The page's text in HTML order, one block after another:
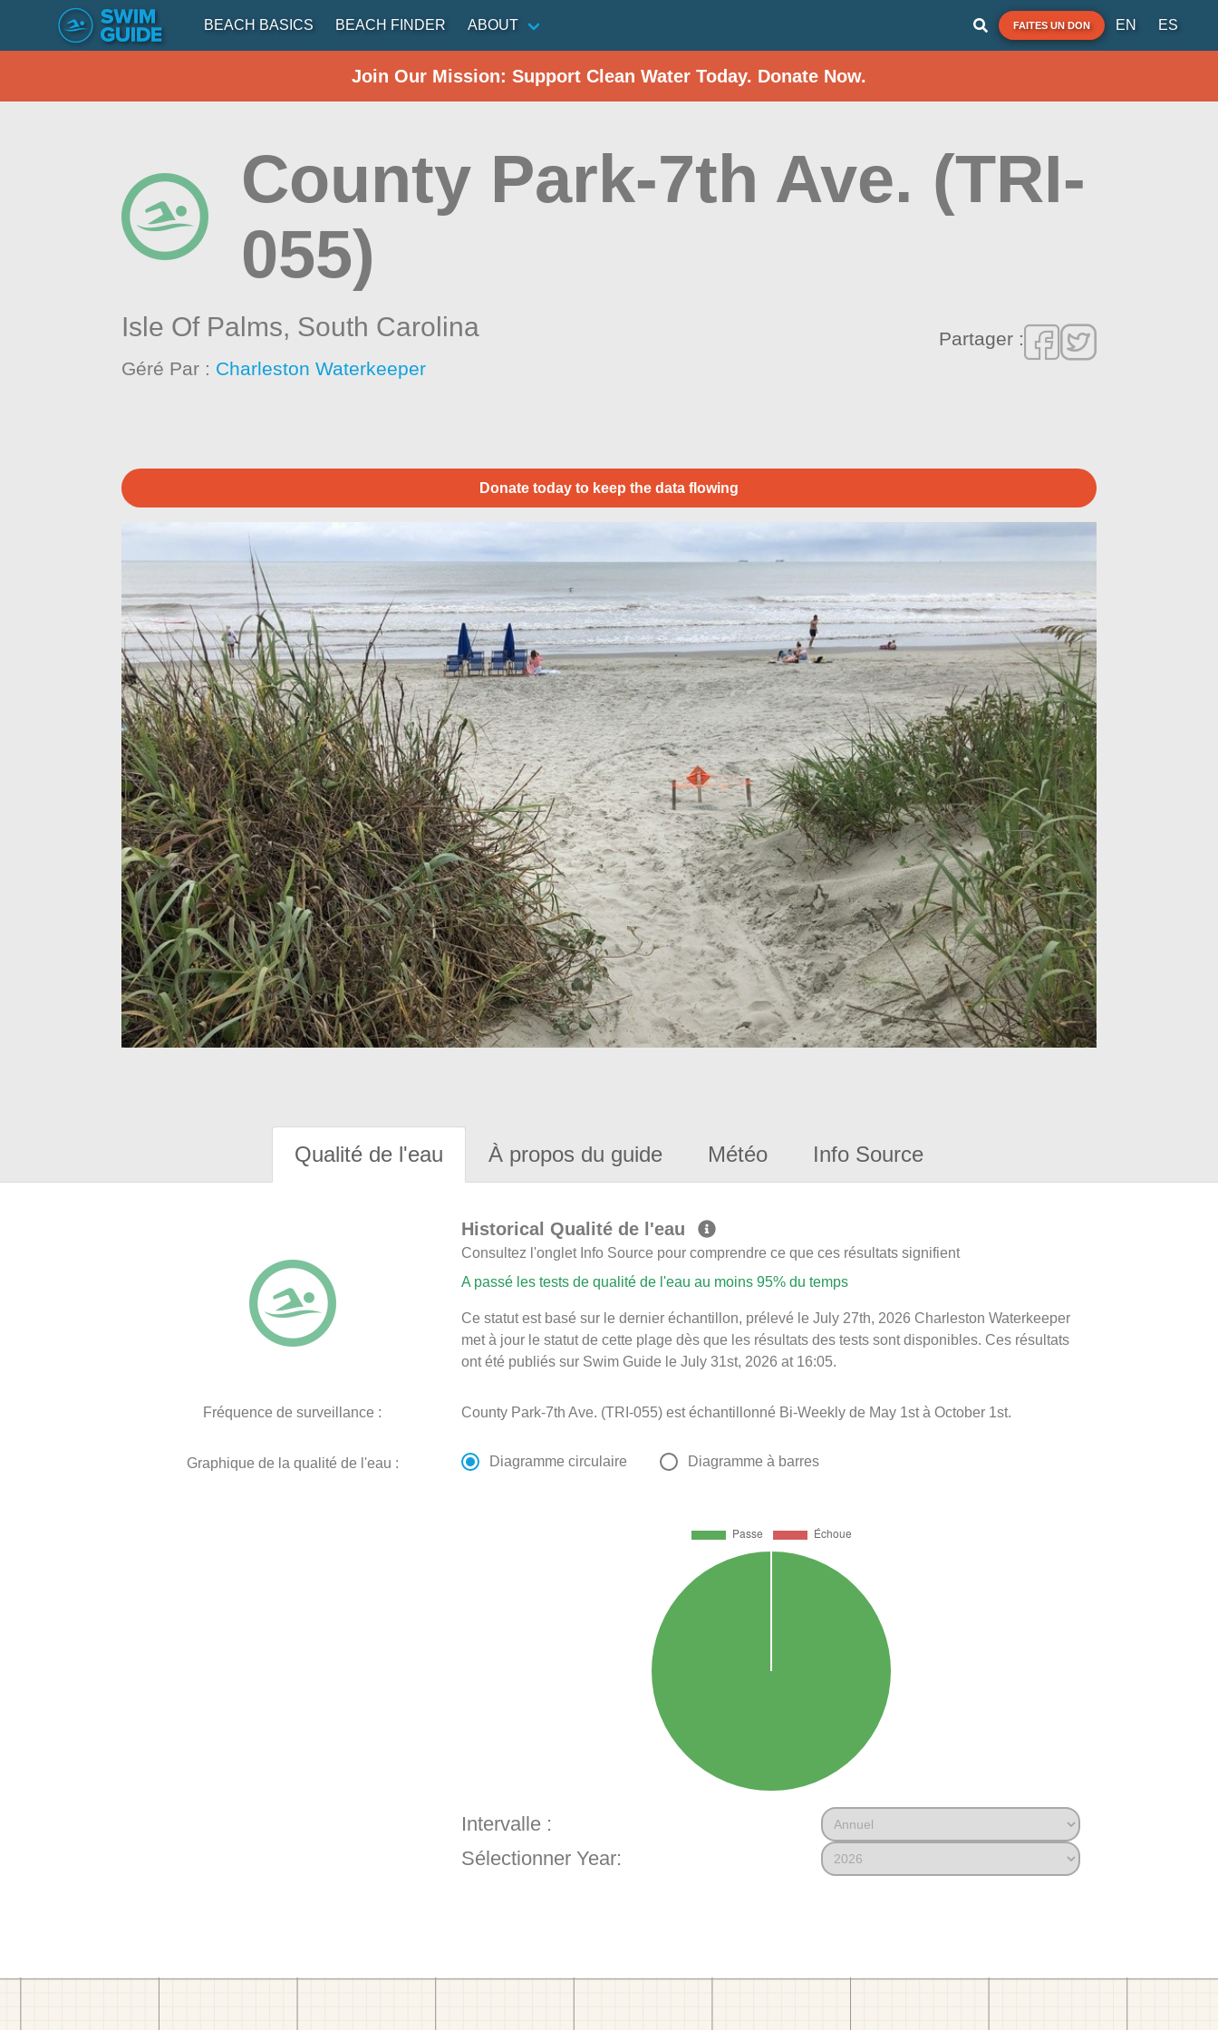
BEACH BASICS BEACH FINDER ABOUT FAITES UN DON EN ES
Join Our Mission: Support Clean Water Today. Donate Now.
County Park-7th Ave. (TRI-
055)
Isle Of Palms, South Carolina
Géré Par : Charleston Waterkeeper
Partager :
Donate today to keep the data flowing
Qualité de l'eau À propos du guide Météo Info Source
Historical Qualité de l'eau
Consultez l'onglet Info Source pour comprendre ce que ces résultats signifient
A passé les tests de qualité de l'eau au moins 95% du temps
Ce statut est basé sur le dernier échantillon, prélevé le July 27th, 2026 Charleston Waterkeeper
met à jour le statut de cette plage dès que les résultats des tests sont disponibles. Ces résultats
ont été publiés sur Swim Guide le July 31st, 2026 at 16:05.
Fréquence de surveillance : County Park-7th Ave. (TRI-055) est échantillonné Bi-Weekly de May 1st à October 1st.
Graphique de la qualité de l'eau : Diagramme circulaire Diagramme à barres
Intervalle :
Sélectionner Year: